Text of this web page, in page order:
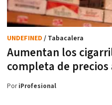
Aumentan los
completa de
UNDEFINED / Tabacalera
PoriProfesional